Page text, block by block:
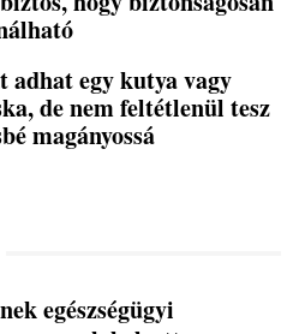
adhat egy kutya vagy
de nem feltétlenül tesz
magányossá
egészségügyi